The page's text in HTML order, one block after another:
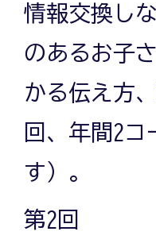
情報交換し
のあるお子
かる伝え方
回、年間2
す）。
第2回